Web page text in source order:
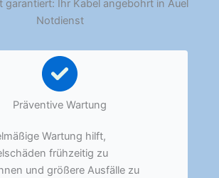
garantiert: Ihr Kabel angebohrt in Auel
Notdienst
Präventive Wartung
Wartung hilft,
frühzeitig zu
und größere Ausfälle zu